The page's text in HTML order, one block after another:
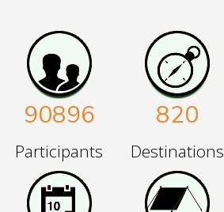
90896
Participants
820
Destinations